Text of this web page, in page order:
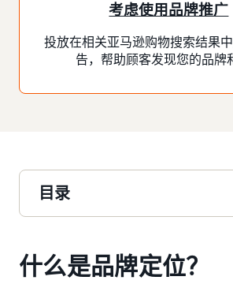
考虑使用品牌推广
投放在相关亚马逊购物搜索结果
告，帮助顾客发现您的品牌
目录
什么是品牌定位？